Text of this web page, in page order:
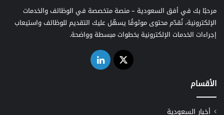
مرحبًا بك في أفق السعودية – منصة متخصصة في الوظائف والخدمات
الإلكترونية، نُقدّم محتوى موثوقًا يسهّل عليك التقديم للوظائف واستيعاب
إجراءات الخدمات الإلكترونية بخطوات مبسطة وواضحة.
‫X لينكدإن
الأقسام
أخبار السعودية